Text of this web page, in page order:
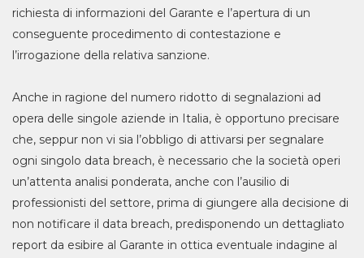
richiesta di informazioni del Garante e l’apertura di un
conseguente procedimento di contestazione e
l’irrogazione della relativa sanzione.
Anche in ragione del numero ridotto di segnalazioni ad
opera delle singole aziende in Italia, è opportuno precisare
che, seppur non vi sia l’obbligo di attivarsi per segnalare
ogni singolo data breach, è necessario che la società operi
un’attenta analisi ponderata, anche con l’ausilio di
professionisti del settore, prima di giungere alla decisione di
non notificare il data breach, predisponendo un dettagliato
report da esibire al Garante in ottica eventuale indagine al